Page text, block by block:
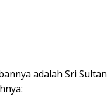
adalah Sri Sultan